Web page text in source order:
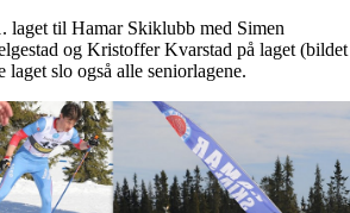
laget til Hamar Skiklubb med Simen
og Kristoffer Kvarstad på laget (bildet
laget slo også alle seniorlagene.